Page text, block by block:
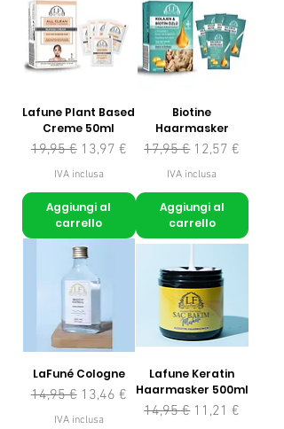
Lafune Plant Based
Creme 50ml
Prezzo regolare
19,95 € Prezzo scontato
13,97 €
IVA inclusa
Aggiungi al
carrello
Biotine
Haarmasker
Prezzo regolare
17,95 € Prezzo scontato
12,57 €
IVA inclusa
Aggiungi al
carrello
LaFuné Cologne
Prezzo regolare
14,95 € Prezzo scontato
13,46 €
IVA inclusa
Lafune Keratin
Haarmasker 500ml
Prezzo regolare
14,95 € Prezzo scontato
11,21 €